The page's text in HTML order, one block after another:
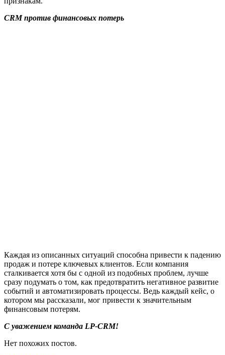
CRM против финансовых потерь
Каждая из описанных ситуаций способна привести к падению
продаж и потере ключевых клиентов. Если компания
сталкивается хотя бы с одной из подобных проблем, лучше
сразу подумать о том, как предотвратить негативное развитие
событий и автоматизировать процессы. Ведь каждый кейс, о
котором мы рассказали, мог привести к значительным
финансовым потерям.
С уважением команда LP-CRM!
Нет похожих постов.